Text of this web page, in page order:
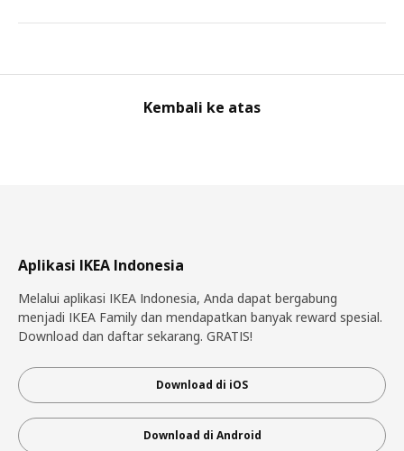
Kembali ke atas
Aplikasi IKEA Indonesia
Melalui aplikasi IKEA Indonesia, Anda dapat bergabung
menjadi IKEA Family dan mendapatkan banyak reward spesial.
Download dan daftar sekarang. GRATIS!
Download di iOS
Download di Android